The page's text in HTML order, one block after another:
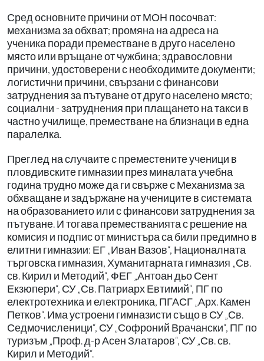
Сред основните причини от МОН посочват:
механизма за обхват; промяна на адреса на
ученика поради преместване в друго населено
място или връщане от чужбина; здравословни
причини, удостоверени с необходимите документи;
логистични причини, свързани с финансови
затруднения за пътуване от друго населено място;
социални - затруднения при плащането на такси в
частно училище, преместване на близнаци в една
паралелка.
Преглед на случаите с преместените ученици в
пловдивските гимназии през миналата учебна
година трудно може да ги свърже с Механизма за
обхващане и задържане на учениците в системата
на образованието или с финансови затруднения за
пътуване. И тогава преместванията с решение на
комисия и подпис от министъра са били предимно в
елитни гимназии: ЕГ „Иван Вазов“, Националната
търговска гимназия, Хуманитарната гимназия „Св.
св. Кирил и Методий“, ФЕГ „Антоан дьо Сент
Екзюпери“, СУ „Св. Патриарх Евтимий“, ПГ по
електротехника и електроника, ПГАСГ „Арх. Камен
Петков“. Има устроени гимназисти също в СУ „Св.
Седмочисленици“, СУ „Софроний Врачански“, ПГ по
туризъм „Проф. д-р Асен Златаров“, СУ „Св. св.
Кирил и Методий“.